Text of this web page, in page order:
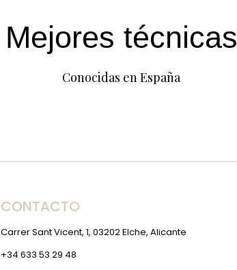
Mejores técnicas
Conocidas en España
CONTACTO
Carrer Sant Vicent, 1, 03202 Elche, Alicante
+34 633 53 29 48